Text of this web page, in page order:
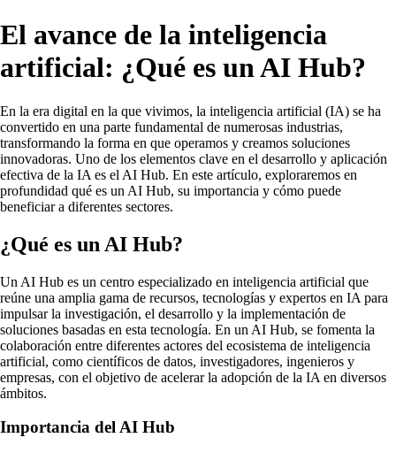
El avance de la inteligencia
artificial: ¿Qué es un AI Hub?
En la era digital en la que vivimos, la inteligencia artificial (IA) se ha
convertido en una parte fundamental de numerosas industrias,
transformando la forma en que operamos y creamos soluciones
innovadoras. Uno de los elementos clave en el desarrollo y aplicación
efectiva de la IA es el AI Hub. En este artículo, exploraremos en
profundidad qué es un AI Hub, su importancia y cómo puede
beneficiar a diferentes sectores.
¿Qué es un AI Hub?
Un AI Hub es un centro especializado en inteligencia artificial que
reúne una amplia gama de recursos, tecnologías y expertos en IA para
impulsar la investigación, el desarrollo y la implementación de
soluciones basadas en esta tecnología. En un AI Hub, se fomenta la
colaboración entre diferentes actores del ecosistema de inteligencia
artificial, como científicos de datos, investigadores, ingenieros y
empresas, con el objetivo de acelerar la adopción de la IA en diversos
ámbitos.
Importancia del AI Hub